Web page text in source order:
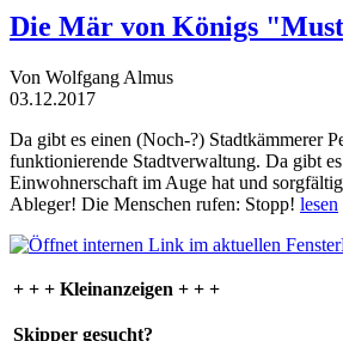
Die Mär von Königs
Von Wolfgang Almus
03.12.2017
Da gibt es einen (Noch-?) Stadtkämmerer
funktionierende Stadtverwaltung. Da gibt
Einwohnerschaft im Auge hat und
Ableger! Die Menschen rufen: Stopp! lesen
+ + + Kleinanzeigen + + +
Skipper gesucht?